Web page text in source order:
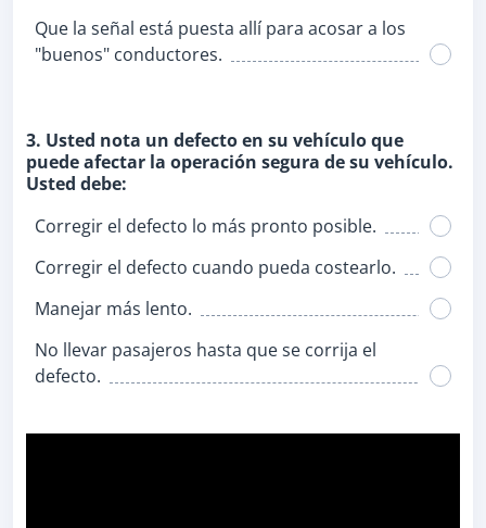
Que la señal está puesta allí para acosar a los
"buenos" conductores.
3. Usted nota un defecto en su vehículo que
puede afectar la operación segura de su vehículo.
Usted debe:
Corregir el defecto lo más pronto posible.
Corregir el defecto cuando pueda costearlo.
Manejar más lento.
No llevar pasajeros hasta que se corrija el
defecto.